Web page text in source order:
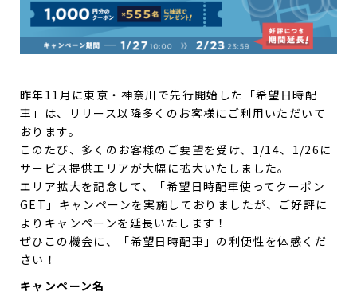
昨年11月に東京・神奈川で先行開始した「希望日時配
車」は、リリース以降多くのお客様にご利用いただいて
おります。
このたび、多くのお客様のご要望を受け、1/14、1/26に
サービス提供エリアが大幅に拡大いたしました。
エリア拡大を記念して、「希望日時配車使ってクーポン
GET」キャンペーンを実施しておりましたが、ご好評に
よりキャンペーンを延長いたします！
ぜひこの機会に、「希望日時配車」の利便性を体感くだ
さい！
キャンペーン名